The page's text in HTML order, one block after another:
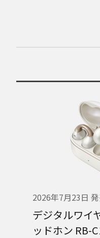
2026年7月23日
デジタルワイ
ッドホン RB-